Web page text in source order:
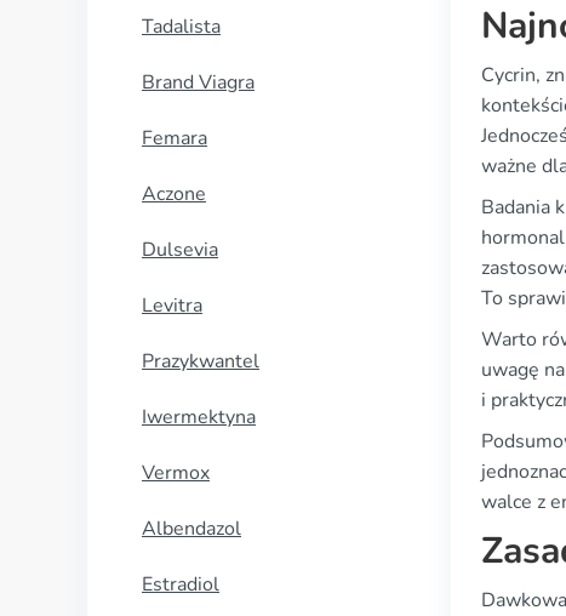
Tadalista
Brand Viagra
Femara
Aczone
Dulsevia
Levitra
Prazykwantel
Iwermektyna
Vermox
Albendazol
Estradiol
Cycrin,
ważne
Badania
To
Warto
uwagę
i
walce z